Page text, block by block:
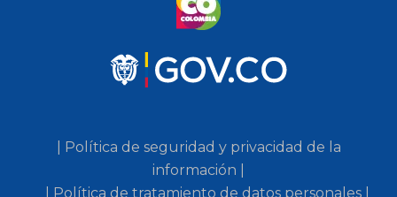
| Política de seguridad y privacidad de la
información |
| Política de tratamiento de datos personales |